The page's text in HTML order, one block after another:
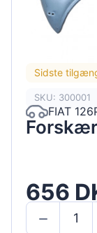
Sidste
SKU: 300001
FIAT
656